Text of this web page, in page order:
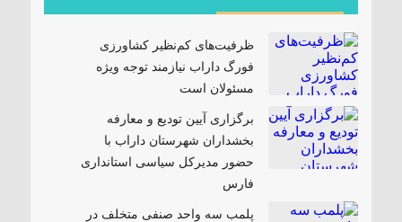
ظرفیت‌های کم‌نظیر کشاورزی
فورگ داراب نیازمند توجه ویژه
مسئولان است
برگزاری آیین تودیع و معارفه
بخشداران شهرستان داراب با
حضور مدیرکل سیاسی استانداری
فارس
پلمب سه واحد صنفی متخلف در